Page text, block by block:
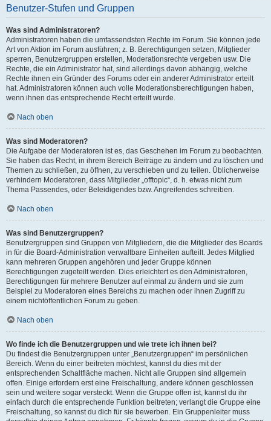
Benutzer-Stufen und Gruppen
Was sind Administratoren?
Administratoren haben die umfassendsten Rechte im Forum. Sie können jede
Art von Aktion im Forum ausführen; z. B. Berechtigungen setzen, Mitglieder
sperren, Benutzergruppen erstellen, Moderationsrechte vergeben usw. Die
Rechte, die ein Administrator hat, sind allerdings davon abhängig, welche
Rechte ihnen ein Gründer des Forums oder ein anderer Administrator erteilt
hat. Administratoren können auch volle Moderationsberechtigungen haben,
wenn ihnen das entsprechende Recht erteilt wurde.
Nach oben
Was sind Moderatoren?
Die Aufgabe der Moderatoren ist es, das Geschehen im Forum zu beobachten.
Sie haben das Recht, in ihrem Bereich Beiträge zu ändern und zu löschen und
Themen zu schließen, zu öffnen, zu verschieben und zu teilen. Üblicherweise
verhindern Moderatoren, dass Mitglieder „offtopic“, d. h. etwas nicht zum
Thema Passendes, oder Beleidigendes bzw. Angreifendes schreiben.
Nach oben
Was sind Benutzergruppen?
Benutzergruppen sind Gruppen von Mitgliedern, die die Mitglieder des Boards
in für die Board-Administration verwaltbare Einheiten aufteilt. Jedes Mitglied
kann mehreren Gruppen angehören und jeder Gruppe können
Berechtigungen zugeteilt werden. Dies erleichtert es den Administratoren,
Berechtigungen für mehrere Benutzer auf einmal zu ändern und sie zum
Beispiel zu Moderatoren eines Bereichs zu machen oder ihnen Zugriff zu
einem nichtöffentlichen Forum zu geben.
Nach oben
Wo finde ich die Benutzergruppen und wie trete ich ihnen bei?
Du findest die Benutzergruppen unter „Benutzergruppen“ im persönlichen
Bereich. Wenn du einer beitreten möchtest, kannst du dies mit der
entsprechenden Schaltfläche machen. Nicht alle Gruppen sind allgemein
offen. Einige erfordern erst eine Freischaltung, andere können geschlossen
sein und weitere sogar versteckt. Wenn die Gruppe offen ist, kannst du ihr
einfach durch die entsprechende Funktion beitreten; verlangt die Gruppe eine
Freischaltung, so kannst du dich für sie bewerben. Ein Gruppenleiter muss